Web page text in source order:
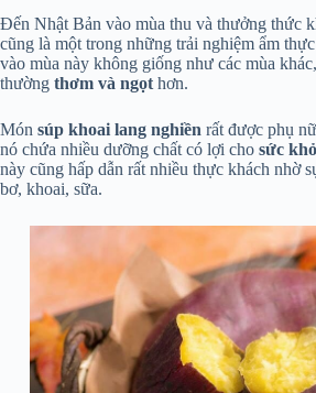
Đến Nhật Bản vào mùa thu và thưởng thức
cũng là một trong những trải nghiệm ẩm thực
vào mùa này không giống như các mùa
thường thơm và ngọt hơn.
Món súp khoai lang nghiền rất được phụ
nó chứa nhiều dưỡng chất có lợi cho sức
này cũng hấp dẫn rất nhiều thực khách nhờ
bơ, khoai, sữa.